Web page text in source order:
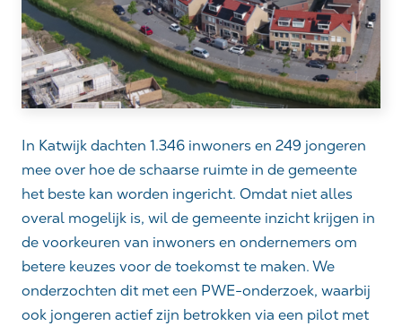
In Katwijk dachten 1.346 inwoners en 249 jongeren
mee over hoe de schaarse ruimte in de gemeente
het beste kan worden ingericht. Omdat niet alles
overal mogelijk is, wil de gemeente inzicht krijgen in
de voorkeuren van inwoners en ondernemers om
betere keuzes voor de toekomst te maken. We
onderzochten dit met een PWE-onderzoek, waarbij
ook jongeren actief zijn betrokken via een pilot met